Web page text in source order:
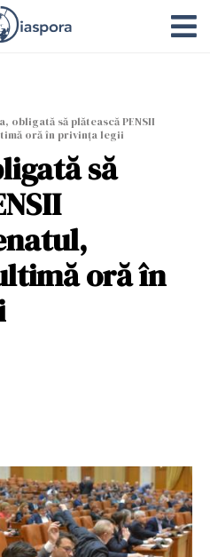
obligată să plătească PENSII
oră în privința legii
să
oră în